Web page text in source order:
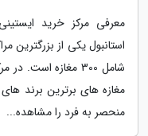
معرفی مرکز خرید
استانبول یکی از بزرگترین
شامل 300 مغازه
مغازه های برترین برند
منحصر به فرد را مشاهده...